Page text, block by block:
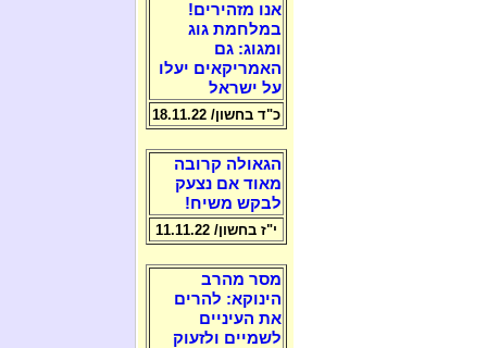
אנו מזהירים!
במלחמת גוג
ומגוג: גם
האמריקאים יעלו
על ישראל
כ"ד בחשון/ 18.11.22
הגאולה קרובה
מאוד אם נצעק
לבקש משיח!
י"ז בחשון/ 11.11.22
מסר מהרב
הינוקא: להרים
את העיניים
לשמיים ולזעוק